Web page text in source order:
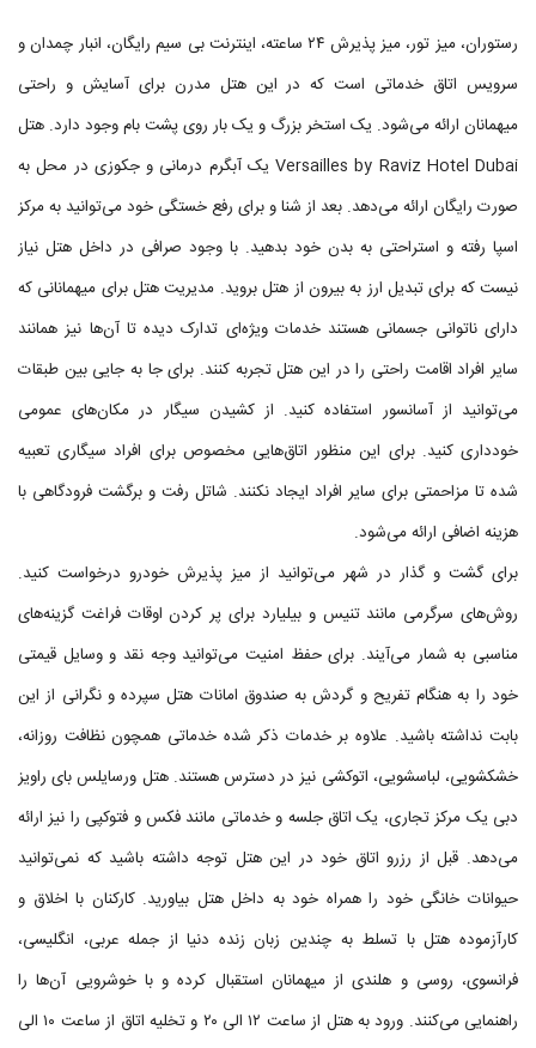
رستوران، میز تور، میز پذیرش ۲۴ ساعته، اینترنت بی سیم رایگان، انبار چمدان و
سرویس اتاق خدماتی است که در این هتل مدرن برای آسایش و راحتی
میهمانان ارائه می‌شود. یک استخر بزرگ و یک بار روی پشت بام وجود دارد. هتل
Versailles by Raviz Hotel Dubai یک آبگرم درمانی و جکوزی در محل به
صورت رایگان ارائه می‌دهد. بعد از شنا و برای رفع خستگی خود می‌توانید به مرکز
اسپا رفته و استراحتی به بدن خود بدهید. با وجود صرافی در داخل هتل نیاز
نیست که برای تبدیل ارز به بیرون از هتل بروید. مدیریت هتل برای میهمانانی که
دارای ناتوانی جسمانی هستند خدمات ویژه‌ای تدارک دیده تا آن‌ها نیز همانند
سایر افراد اقامت راحتی را در این هتل تجربه کنند. برای جا به جایی بین طبقات
می‌توانید از آسانسور استفاده کنید. از کشیدن سیگار در مکان‌های عمومی
خودداری کنید. برای این منظور اتاق‌هایی مخصوص برای افراد سیگاری تعبیه
شده تا مزاحمتی برای سایر افراد ایجاد نکنند. شاتل رفت و برگشت فرودگاهی با
هزینه اضافی ارائه می‌شود.
برای گشت و گذار در شهر می‌توانید از میز پذیرش خودرو درخواست کنید.
روش‌های سرگرمی مانند تنیس و بیلیارد برای پر کردن اوقات فراغت گزینه‌های
مناسبی به شمار می‌آیند. برای حفظ امنیت می‌توانید وجه نقد و وسایل قیمتی
خود را به هنگام تفریح و گردش به صندوق امانات هتل سپرده و نگرانی از این
بابت نداشته باشید. علاوه بر خدمات ذکر شده خدماتی همچون نظافت روزانه،
خشکشویی، لباسشویی، اتوکشی نیز در دسترس هستند. هتل ورسایلس بای راویز
دبی یک مرکز تجاری، یک اتاق جلسه و خدماتی مانند فکس و فتوکپی را نیز ارائه
می‌دهد. قبل از رزرو اتاق خود در این هتل توجه داشته باشید که نمی‌توانید
حیوانات خانگی خود را همراه خود به داخل هتل بیاورید. کارکنان با اخلاق و
کارآزموده هتل با تسلط به چندین زبان زنده دنیا از جمله عربی، انگلیسی،
فرانسوی، روسی و هلندی از میهمانان استقبال کرده و با خوشرویی آن‌ها را
راهنمایی می‌کنند. ورود به هتل از ساعت ۱۲ الی ۲۰ و تخلیه اتاق از ساعت ۱۰ الی